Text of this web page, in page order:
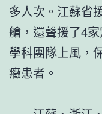
多人次。江蘇省
艙，還聲援了4
學科團隊上風，
癥患者。